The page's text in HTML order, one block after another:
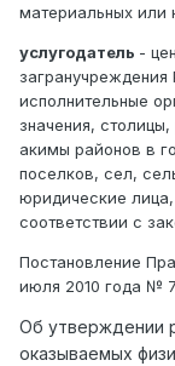
материальных или
услугодатель -
загранучреждения
исполнительные
значения,
акимы районов в
поселков, сел,
юридические
соответствии с
Постановление
июля 2010 года №
Об утверждении
оказываемых